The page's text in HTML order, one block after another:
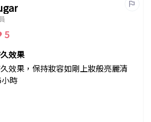
5
效果
效果，保持妝容如剛上妝般亮麗清
時